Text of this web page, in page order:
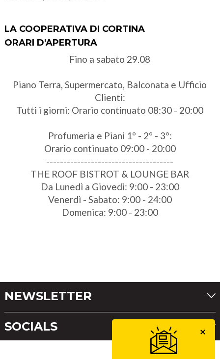
LA COOPERATIVA DI CORTINA
ORARI D'APERTURA
Fino a sabato 29.08
Piano Terra, Supermercato, Balconata e Ufficio
Clienti:
Tutti i giorni: Orario continuato 08:30 - 20:00
Profumeria e Piani 1° - 2° - 3°:
Orario continuato 09:00 - 20:00
-------------------------------------
THE ROOF BISTROT & LOUNGE BAR
Da Lunedì a Giovedì: 9:00 - 23:00
Venerdì - Sabato: 9:00 - 24:00
Domenica: 9:00 - 23:00
NEWSLETTER
SOCIALS